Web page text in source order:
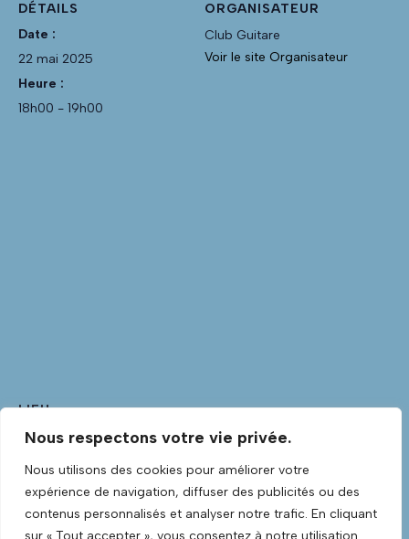
Nous respectons votre vie privée.
Nous utilisons des cookies pour améliorer votre
expérience de navigation, diffuser des publicités ou des
contenus personnalisés et analyser notre trafic. En cliquant
sur « Tout accepter », vous consentez à notre utilisation
DÉTAILS
Date :
22 mai 2025
Heure :
18h00 - 19h00
ORGANISATEUR
Club Guitare
Voir le site Organisateur
LIEU
Club Guitare